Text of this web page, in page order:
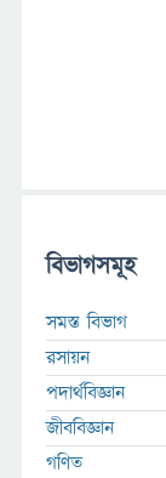
বিভাগসমূহ
সমস্ত বিভাগ
রসায়ন
পদার্থবিজ্ঞান
জীববিজ্ঞান
গণিত